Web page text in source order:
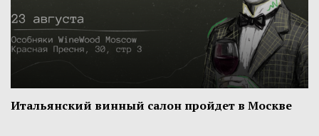
Итальянский винный салон пройдет в Москве